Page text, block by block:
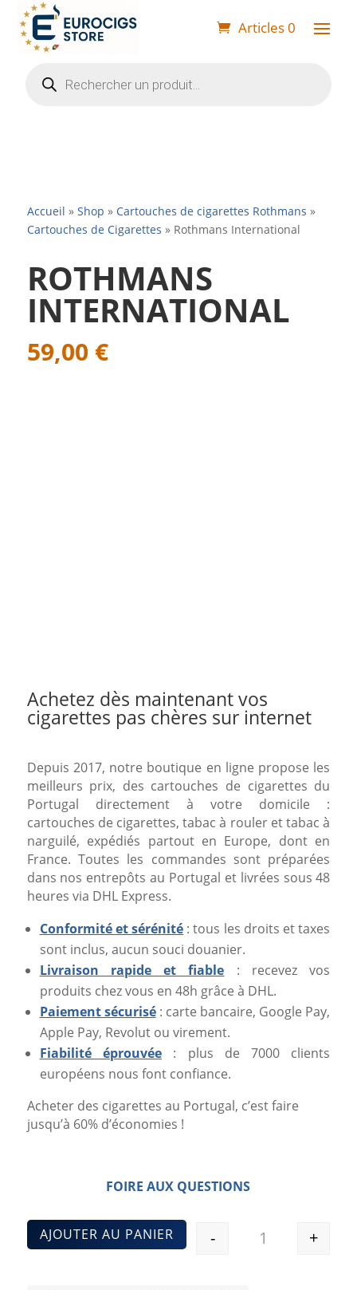
Articles 0
produits
Accueil » Shop » Cartouches de cigarettes Rothmans »
Cartouches de Cigarettes » Rothmans International
ROTHMANS
INTERNATIONAL
59,00 €
Achetez dès maintenant vos
cigarettes pas chères sur internet
Depuis 2017, notre boutique en ligne propose les
meilleurs prix, des cartouches de cigarettes du
Portugal directement à votre domicile :
cartouches de cigarettes, tabac à rouler et tabac à
narguilé, expédiés partout en Europe, dont en
France. Toutes les commandes sont préparées
dans nos entrepôts au Portugal et livrées sous 48
heures via DHL Express.
Conformité et sérénité : tous les droits et taxes
sont inclus, aucun souci douanier.
Livraison rapide et fiable : recevez vos
produits chez vous en 48h grâce à DHL.
Paiement sécurisé: carte bancaire, Google Pay,
Apple Pay, Revolut ou virement.
Fiabilité éprouvée: plus de 7000 clients
européens nous font confiance.
Acheter des cigarettes au Portugal, c’est faire
jusqu’à 60% d’économies !
FOIRE AUX QUESTIONS
Quantité
- +
AJOUTER AU PANIER